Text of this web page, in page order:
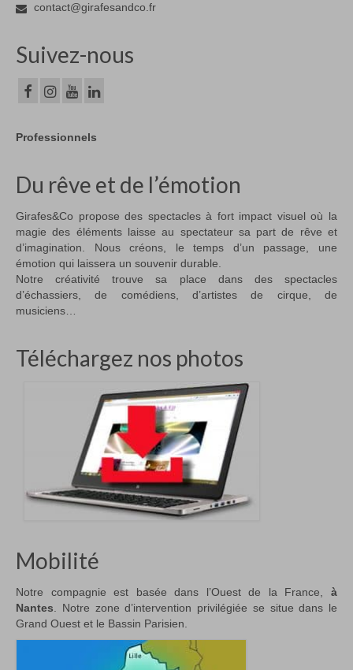
contact@girafesandco.fr
Suivez-nous
Professionnels
Du rêve et de l’émotion
Girafes&Co propose des spectacles à fort impact visuel où la
magie des éléments laisse au spectateur sa part de rêve et
d’imagination. Nous créons, le temps d’un passage, une
émotion qui laissera un souvenir durable.
Notre créativité trouve sa place dans des spectacles
d’échassiers, de comédiens, d’artistes de cirque, de
musiciens…
Téléchargez nos photos
Mobilité
Notre compagnie est basée dans l’Ouest de la France, à
Nantes. Notre zone d’intervention privilégiée se situe dans le
Grand Ouest et le Bassin Parisien.